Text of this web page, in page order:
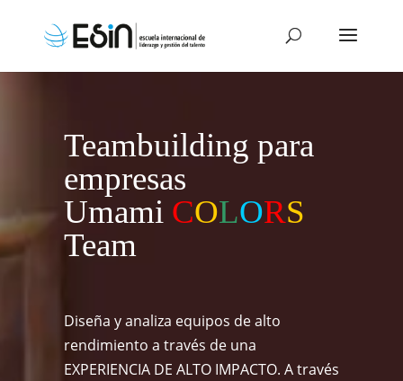
Teambuilding para
empresas
Umami COLORS
Team
Diseña y analiza equipos de alto
rendimiento a través de una
EXPERIENCIA DE ALTO IMPACTO. A través